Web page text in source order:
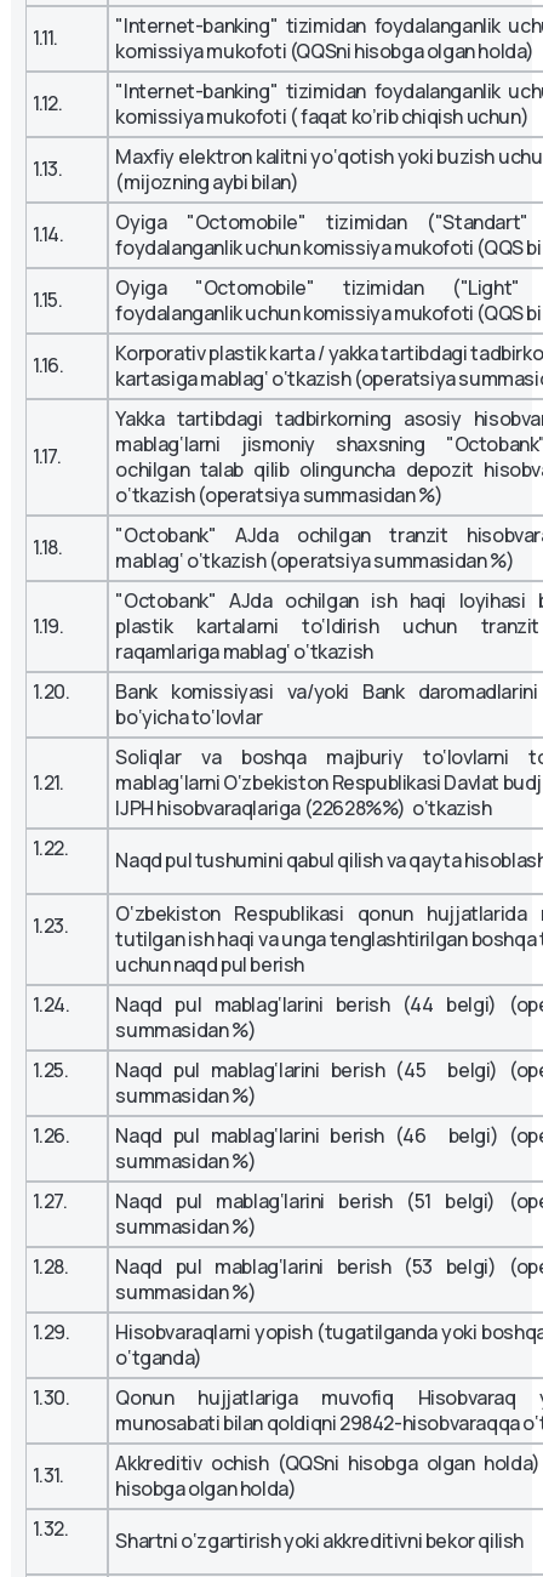
1.11.
"Internet-banking" tizimidan foydalanganlik
komissiya mukofoti (QQSni hisobga olgan holda)
1.12.
"Internet-banking" tizimidan foydalanganlik
komissiya mukofoti ( faqat ko’rib chiqish uchun)
1.13.
Maxfiy elektron kalitni yo‘qotish yoki buzish
(mijozning aybi bilan)
1.14.
Oyiga "Octomobile" tizimidan ("Standart"
foydalanganlik uchun komissiya mukofoti (QQS
1.15.
Oyiga "Octomobile" tizimidan ("Light"
foydalanganlik uchun komissiya mukofoti (QQS
1.16.
Korporativ plastik karta / yakka tartibdagi
kartasiga mablag‘ o‘tkazish (operatsiya
1.17.
Yakka tartibdagi tadbirkorning asosiy
mablag‘larni jismoniy shaxsning
ochilgan talab qilib olinguncha depozit
o‘tkazish (operatsiya summasidan %)
1.18.
"Octobank" AJda ochilgan tranzit
mablag‘ o‘tkazish (operatsiya summasidan %)
1.19.
"Octobank" AJda ochilgan ish haqi loyihasi
plastik kartalarni to‘ldirish uchun
raqamlariga mablag‘ o‘tkazish
1.20.
Bank komissiyasi va/yoki Bank daromadlarini
bo‘yicha to‘lovlar
1.21.
Soliqlar va boshqa majburiy to‘lovlarni
mablag‘larni O‘zbekiston Respublikasi Davlat
IJPH hisobvaraqlariga (22628%%) o‘tkazish
1.22.
Naqd pul tushumini qabul qilish va qayta
1.23.
O‘zbekiston Respublikasi qonun hujjatlarida
tutilgan ish haqi va unga tenglashtirilgan boshqa
uchun naqd pul berish
1.24.
Naqd pul mablag‘larini berish (44 belgi)
summasidan %)
1.25.
Naqd pul mablag‘larini berish (45 belgi)
summasidan %)
1.26.
Naqd pul mablag‘larini berish (46 belgi)
summasidan %)
1.27.
Naqd pul mablag‘larini berish (51 belgi)
summasidan %)
1.28.
Naqd pul mablag‘larini berish (53 belgi)
summasidan %)
1.29.
Hisobvaraqlarni yopish (tugatilganda yoki
o‘tganda)
1.30.
Qonun hujjatlariga muvofiq Hisobvaraq
munosabati bilan qoldiqni 29842-hisobvaraqqa
1.31.
Akkreditiv ochish (QQSni hisobga olgan holda)
hisobga olgan holda)
1.32.
Shartni o‘zgartirish yoki akkreditivni bekor qilish